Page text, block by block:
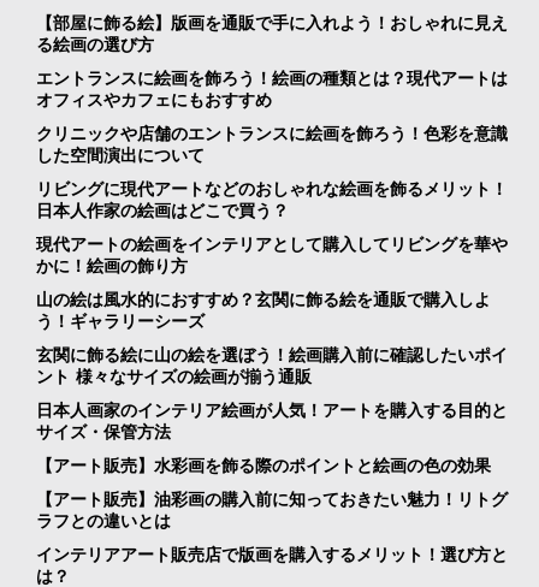
【部屋に飾る絵】版画を通販で手に入れよう！おしゃれに見え
る絵画の選び方
エントランスに絵画を飾ろう！絵画の種類とは？現代アートは
オフィスやカフェにもおすすめ
クリニックや店舗のエントランスに絵画を飾ろう！色彩を意識
した空間演出について
リビングに現代アートなどのおしゃれな絵画を飾るメリット！
日本人作家の絵画はどこで買う？
現代アートの絵画をインテリアとして購入してリビングを華や
かに！絵画の飾り方
山の絵は風水的におすすめ？玄関に飾る絵を通販で購入しよ
う！ギャラリーシーズ
玄関に飾る絵に山の絵を選ぼう！絵画購入前に確認したいポイ
ント 様々なサイズの絵画が揃う通販
日本人画家のインテリア絵画が人気！アートを購入する目的と
サイズ・保管方法
【アート販売】水彩画を飾る際のポイントと絵画の色の効果
【アート販売】油彩画の購入前に知っておきたい魅力！リトグ
ラフとの違いとは
インテリアアート販売店で版画を購入するメリット！選び方と
は？